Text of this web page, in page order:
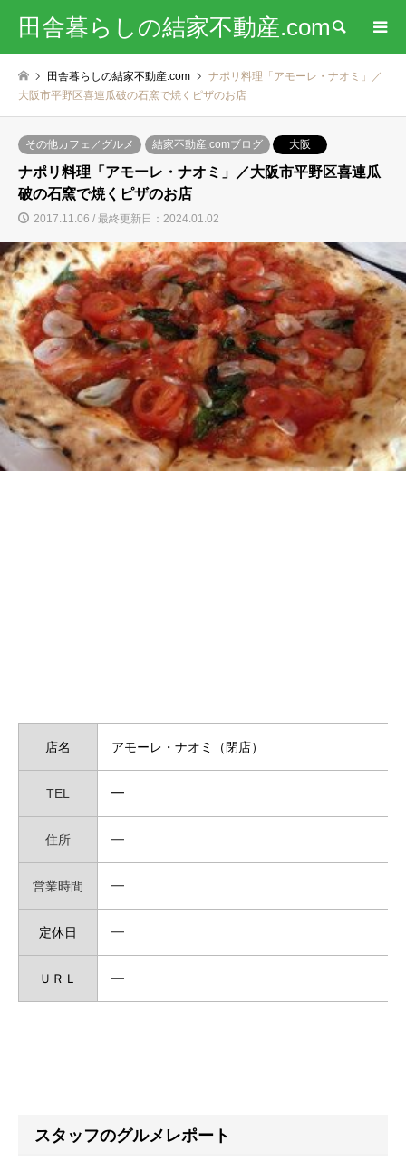
田舎暮らしの結家不動産.com 検索
田舎暮らしの結家不動産.com
ナポリ料理「アモーレ・ナオミ」／
大阪市平野区喜連瓜破の石窯で焼くピザのお店
その他カフェ／グルメ 結家不動産.comブログ 大阪
ナポリ料理「アモーレ・ナオミ」／大阪市平野区喜連瓜
破の石窯で焼くピザのお店
2017.11.06 / 最終更新日：2024.01.02
店名 アモーレ・ナオミ（閉店）
TEL ━
住所 ━
営業時間 ━
定休日 ━
ＵＲＬ ━
スタッフのグルメレポート